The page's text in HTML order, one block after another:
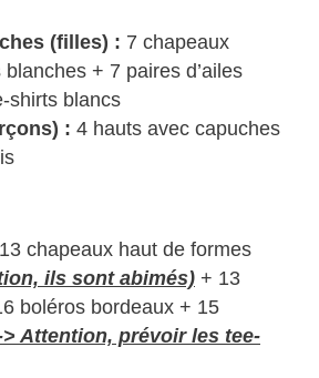
(filles) : 7 chapeaux
+ 7 paires d’ailes
shirts blancs
: 4 hauts avec capuches
13 chapeaux haut de formes
ils sont abimés) + 13
boléros bordeaux + 15
> Attention, prévoir les tee-